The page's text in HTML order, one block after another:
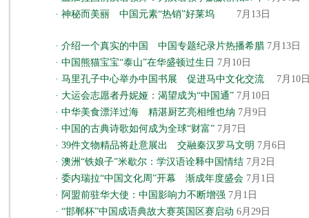
· 神秘而美丽 中国元素“热销”好莱坞 7月13日
· 介绍一个真实的中国 中国专题纪录片热播希腊 7月13日
· 中国熊猫宝宝“泰山”在华盛顿过生日 7月10日
· 马里孔子中心举办中国书展 促进马中文化交流
7月10
· 大运会志愿者丹妮娅：渴望成为“中国通” 7月10日
· 中华美食漂洋过海 精湛厨艺亮相维也纳 7月9日
· 中国的古典诗歌如何成为全球“财富” 7月7日
· 39件文物精品将赴意展出 交融秦汉罗马文明 7月6日
· 澳洲“铁娘子”米歇尔：学汉语诠释中国情结 7月2日
· 委内瑞拉“中国文化周”开幕 渐成年度盛会 7月1日
· 阿盟前驻华大使：中国影响力不断增强 7月1日
· “邯郸杯”中国成语典故大赛英国区赛启动 6月29日